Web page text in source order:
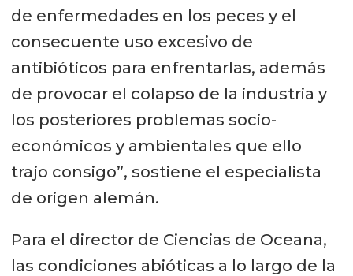
de enfermedades en los peces y el
consecuente uso excesivo de
antibióticos para enfrentarlas, además
de provocar el colapso de la industria y
los posteriores problemas socio-
económicos y ambientales que ello
trajo consigo”, sostiene el especialista
de origen alemán.
Para el director de Ciencias de Oceana,
las condiciones abióticas a lo largo de la